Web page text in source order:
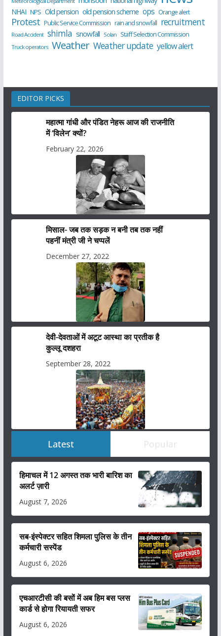
NHAI NPS Old pension old pension scheme ops Orange alert
Protest Public Service Commission rain and snowfall recruitment
Road Accident shimla snowfall Solan Staff Selection Commission
Truck operators Weather Weather update yellow alert
EDITOR PICKS
महात्मा गांधी और पंडित नेहरू आज की राजनीति
में ‘विलेन’ क्यों?
February 22, 2026
मिसाल- जब तक सड़क न बनी तब तक नहीं
पहनीं मंत्री जी ने चप्पलें
December 27, 2022
देवी-देवताओं में अटूट आस्था का प्रतीक है
कुल्लू दशहरा
September 28, 2022
Latest Popular
हिमाचल में 12 अगस्त तक भारी बारिश का
अलर्ट ज़ारी
August 7, 2026
सब-इंस्पेक्टर सहित शिमला पुलिस के तीन
कर्मचारी सस्पेंड
August 6, 2026
एचआरटीसी की बसों में अब हिम बस प्लस
कार्ड से होगा रियायती सफर
August 6, 2026